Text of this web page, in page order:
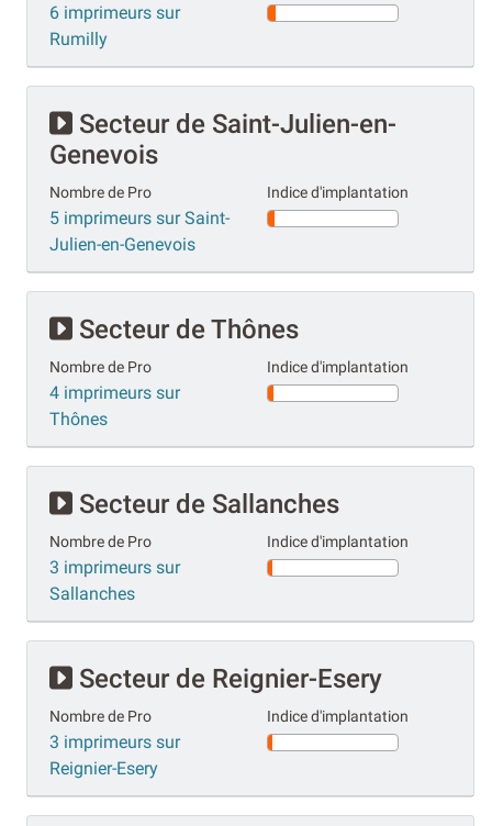
6 imprimeurs sur
Rumilly
Secteur de Saint-Julien-en-
Genevois
Nombre de Pro
5 imprimeurs sur Saint-
Julien-en-Genevois
Indice d'implantation
Secteur de Thônes
Nombre de Pro
4 imprimeurs sur
Thônes
Indice d'implantation
Secteur de Sallanches
Nombre de Pro
3 imprimeurs sur
Sallanches
Indice d'implantation
Secteur de Reignier-Esery
Nombre de Pro
3 imprimeurs sur
Reignier-Esery
Indice d'implantation